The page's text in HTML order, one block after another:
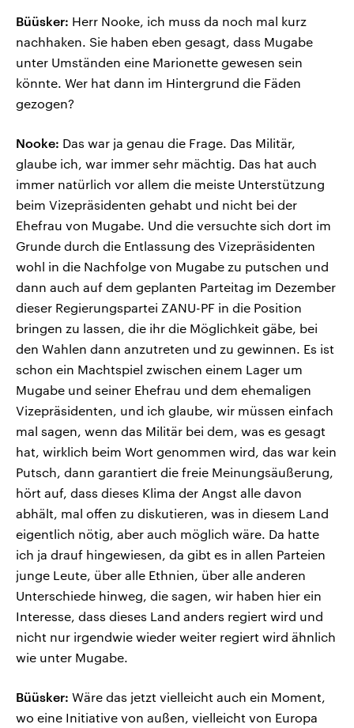
Büüsker: Herr Nooke, ich muss da noch mal kurz
nachhaken. Sie haben eben gesagt, dass Mugabe
unter Umständen eine Marionette gewesen sein
könnte. Wer hat dann im Hintergrund die Fäden
gezogen?
Nooke: Das war ja genau die Frage. Das Militär,
glaube ich, war immer sehr mächtig. Das hat auch
immer natürlich vor allem die meiste Unterstützung
beim Vizepräsidenten gehabt und nicht bei der
Ehefrau von Mugabe. Und die versuchte sich dort im
Grunde durch die Entlassung des Vizepräsidenten
wohl in die Nachfolge von Mugabe zu putschen und
dann auch auf dem geplanten Parteitag im Dezember
dieser Regierungspartei ZANU-PF in die Position
bringen zu lassen, die ihr die Möglichkeit gäbe, bei
den Wahlen dann anzutreten und zu gewinnen. Es ist
schon ein Machtspiel zwischen einem Lager um
Mugabe und seiner Ehefrau und dem ehemaligen
Vizepräsidenten, und ich glaube, wir müssen einfach
mal sagen, wenn das Militär bei dem, was es gesagt
hat, wirklich beim Wort genommen wird, das war kein
Putsch, dann garantiert die freie Meinungsäußerung,
hört auf, dass dieses Klima der Angst alle davon
abhält, mal offen zu diskutieren, was in diesem Land
eigentlich nötig, aber auch möglich wäre. Da hatte
ich ja drauf hingewiesen, da gibt es in allen Parteien
junge Leute, über alle Ethnien, über alle anderen
Unterschiede hinweg, die sagen, wir haben hier ein
Interesse, dass dieses Land anders regiert wird und
nicht nur irgendwie wieder weiter regiert wird ähnlich
wie unter Mugabe.
Büüsker: Wäre das jetzt vielleicht auch ein Moment,
wo eine Initiative von außen, vielleicht von Europa